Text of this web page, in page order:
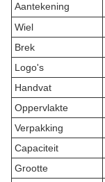
Aantekening
Wiel
Brek
Logo's
Handvat
Oppervlakte
Verpakking
Capaciteit
Grootte